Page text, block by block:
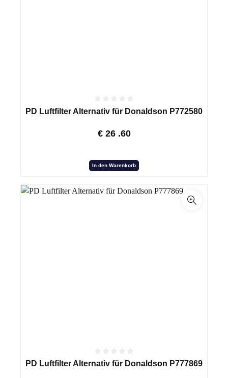
PD Luftfilter Alternativ für Donaldson P772580
€ 26 .60
In den Warenkorb
PD Luftfilter Alternativ für Donaldson P777869